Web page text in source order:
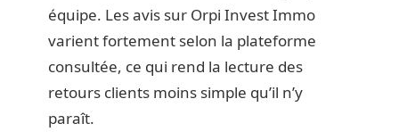
équipe. Les avis sur Orpi Invest Immo
varient fortement selon la plateforme
consultée, ce qui rend la lecture des
retours clients moins simple qu’il n’y
paraît.